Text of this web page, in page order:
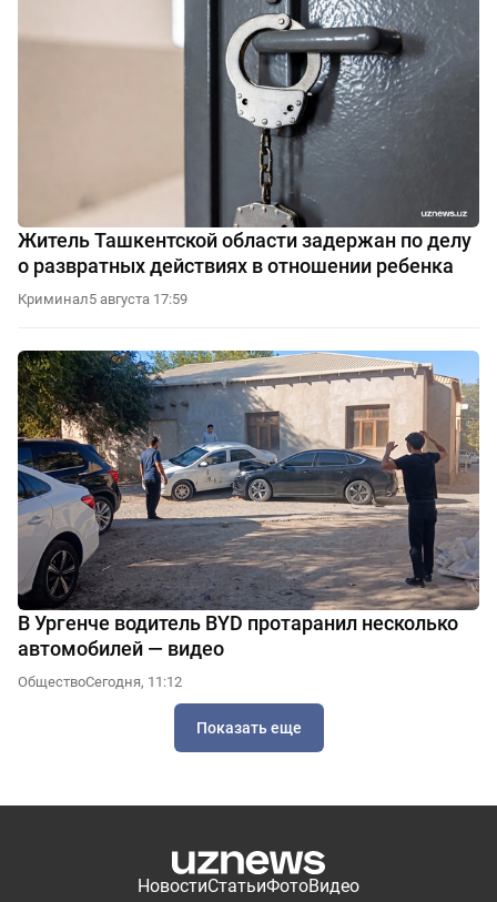
Житель Ташкентской области задержан по делу
о развратных действиях в отношении ребенка
Криминал5 августа 17:59
В Ургенче водитель BYD протаранил несколько
автомобилей — видео
ОбществоСегодня, 11:12
Показать еще
НовостиСтатьиФотоВидео